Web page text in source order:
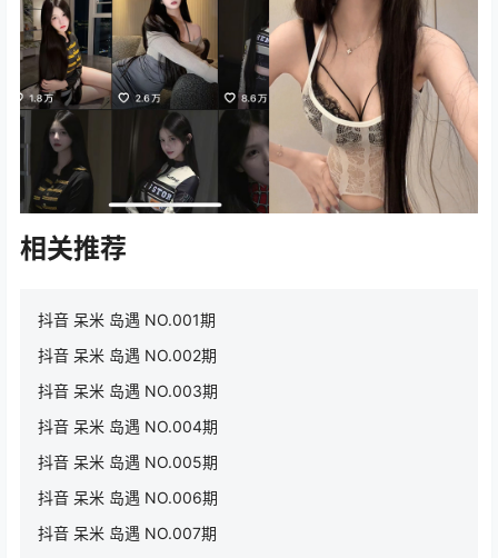
相关推荐
抖音 呆米 岛遇 NO.001期
抖音 呆米 岛遇 NO.002期
抖音 呆米 岛遇 NO.003期
抖音 呆米 岛遇 NO.004期
抖音 呆米 岛遇 NO.005期
抖音 呆米 岛遇 NO.006期
抖音 呆米 岛遇 NO.007期